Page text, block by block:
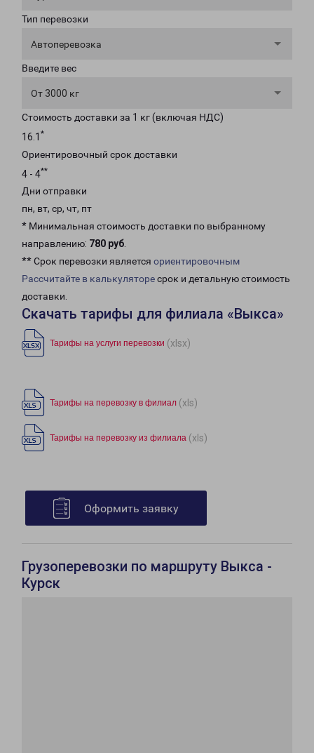
Тип перевозки
Автоперевозка
Введите вес
От 3000 кг
Стоимость доставки за 1 кг (включая НДС)
16.1 *
Ориентировочный срок доставки
4 - 4**
Дни отправки
пн, вт, ср, чт, пт
* Минимальная стоимость доставки по выбранному
направлению: 780 руб.
** Срок перевозки является ориентировочным
Рассчитайте в калькуляторесрок и детальную стоимость
доставки.
Скачать тарифы для филиала «Выкса»
Тарифы на услуги перевозки (xlsx)
Тарифы на перевозку в филиал (xls)
Тарифы на перевозку из филиала (xls)
Оформить заявку
Грузоперевозки по маршруту Выкса -
Курск